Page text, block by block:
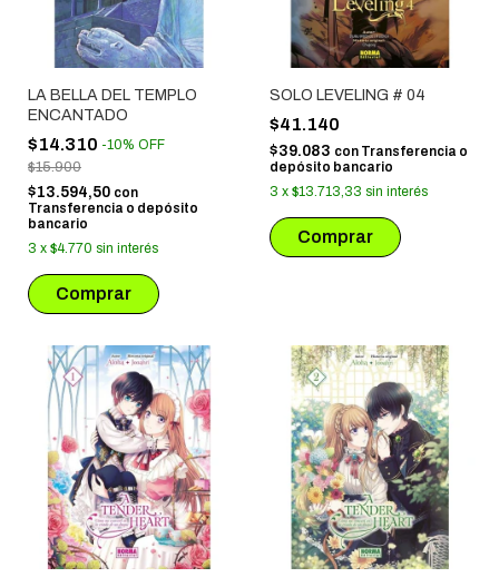
LA BELLA DEL TEMPLO
ENCANTADO
$14.310 -10% OFF
$15.900
$13.594,50 con
Transferencia o depósito
bancario
3 x $4.770 sin interés
SOLO LEVELING # 04
$41.140
$39.083 con Transferencia o
depósito bancario
3 x $13.713,33 sin interés